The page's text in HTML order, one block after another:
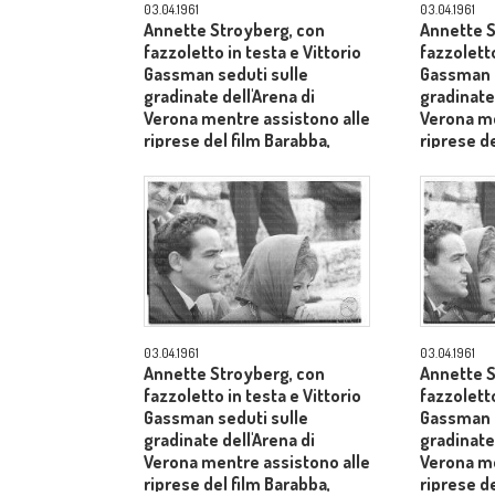
03.04.1961
Annette Stroyberg, con
fazzoletto in testa e Vittorio
Gassman seduti sulle
gradinate dell'Arena di
Verona mentre assistono alle
riprese del film Barabba,
Laurentiis - piano medio
03.04.1961
Annette
Verona
riprese
03.04.1961
Annette Stroyberg, con
fazzoletto in testa e Vittorio
Gassman seduti sulle
gradinate dell'Arena di
Verona mentre assistono alle
riprese del film Barabba,
03.04.1961
Annette
Verona
riprese